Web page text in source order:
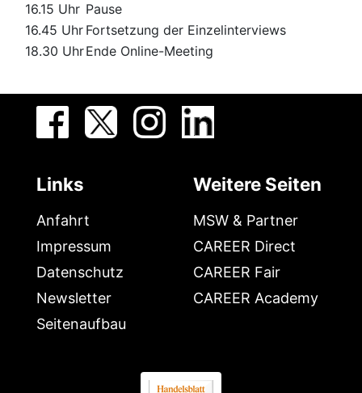
16.15 Uhr Pause
16.45 Uhr Fortsetzung der Einzelinterviews
18.30 UhrEnde Online-Meeting
Links
Anfahrt
Impressum
Datenschutz
Newsletter
Seitenaufbau
Weitere Seiten
MSW & Partner
CAREER Direct
CAREER Fair
CAREER Academy